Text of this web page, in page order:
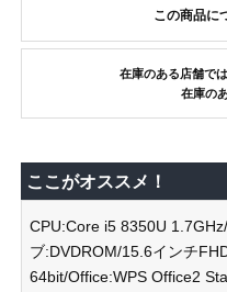
この商品に
在庫のある店舗で
在庫の
ここがオススメ！
CPU:Core i5 8350U
ブ:DVDROM/15.6インチ
64bit/Office:WPS Office2